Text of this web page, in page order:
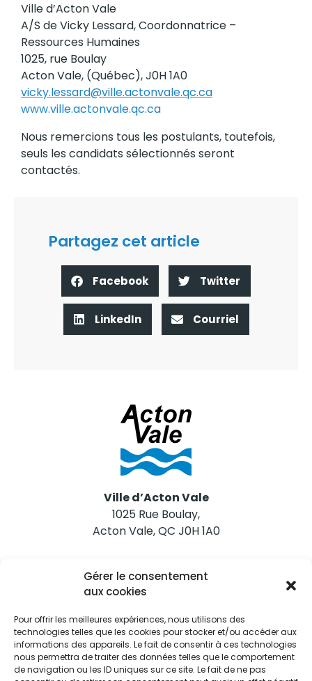
Gérer le consentement
aux cookies
Pour offrir les meilleures expériences, nous utilisons des
technologies telles que les cookies pour stocker et/ou accéder aux
informations des appareils. Le fait de consentir à ces technologies
nous permettra de traiter des données telles que le comportement
de navigation ou les ID uniques sur ce site. Le fait de ne pas
Ville d’Acton Vale
A/S de Vicky Lessard, Coordonnatrice –
Ressources Humaines
1025, rue Boulay
Acton Vale, (Québec), J0H 1A0
vicky.lessard@ville.actonvale.qc.ca
www.ville.actonvale.qc.ca
Nous remercions tous les postulants, toutefois,
seuls les candidats sélectionnés seront
contactés.
Partagez cet article
Facebook Twitter
LinkedIn Courriel
Ville d’Acton Vale
1025 Rue Boulay,
Acton Vale, QC J0H 1A0
Nous joindre
Tél. 450 546-2703